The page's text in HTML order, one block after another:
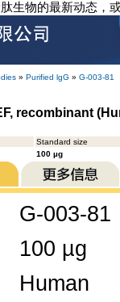
生物的最新动态，
» Purified lgG » G-003-81
recombinant
Standard size
100 µg
G-003-81
100 µg
Human